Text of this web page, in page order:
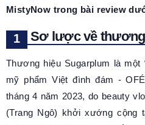
MistyNow trong bài review
Sơ lược về
Thương hiệu Sugarplum là một
mỹ phẩm Việt đình đám -
tháng 4 năm 2023, do beauty
(Trang Ngô) khởi xướng cộng